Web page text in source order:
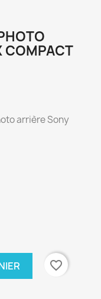
COMPACT
arrière Sony
favorite_border